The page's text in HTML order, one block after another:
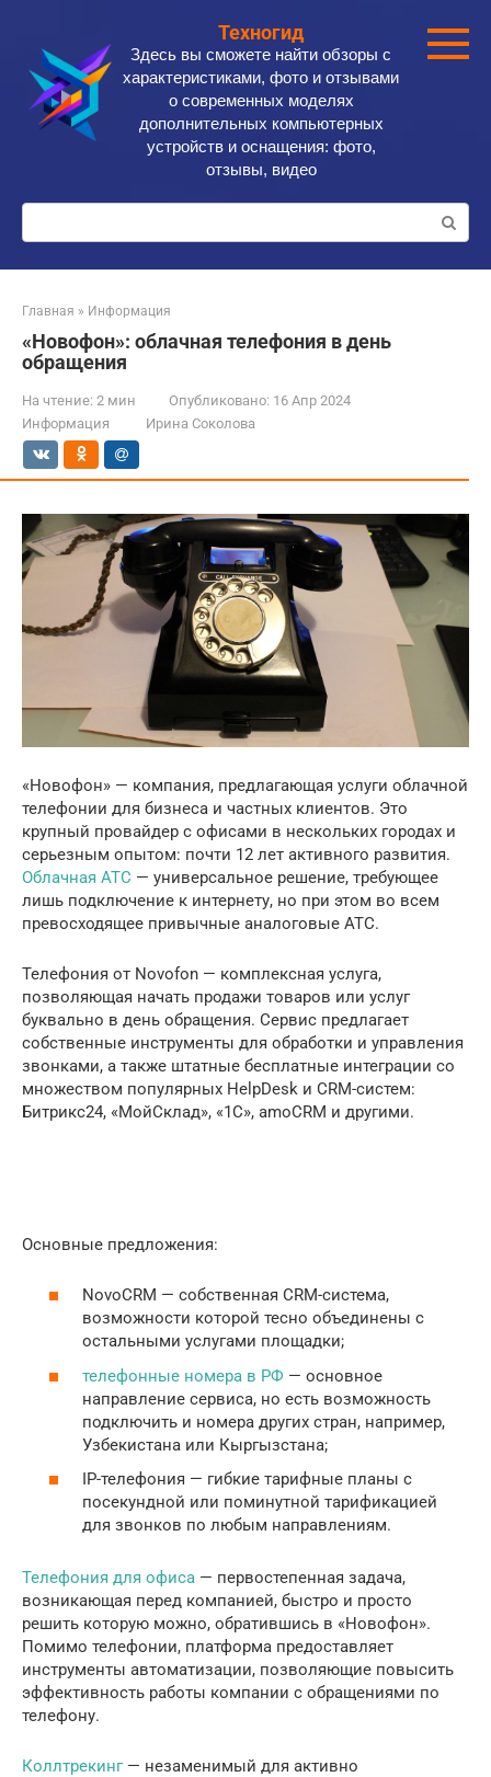
контенту
Техногид
Здесь вы сможете найти обзоры с
характеристиками, фото и отзывами
о современных моделях
дополнительных компьютерных
устройств и оснащения: фото,
отзывы, видео
Поиск:
Главная » Информация
«Новофон»: облачная телефония в день
обращения
На чтение: 2 мин Опубликовано: 16 Апр 2024
Информация
Ирина Соколова
«Новофон» — компания, предлагающая услуги облачной
телефонии для бизнеса и частных клиентов. Это
крупный провайдер с офисами в нескольких городах и
серьезным опытом: почти 12 лет активного развития.
Облачная АТС — универсальное решение, требующее
лишь подключение к интернету, но при этом во всем
превосходящее привычные аналоговые АТС.
Телефония от Novofon — комплексная услуга,
позволяющая начать продажи товаров или услуг
буквально в день обращения. Сервис предлагает
собственные инструменты для обработки и управления
звонками, а также штатные бесплатные интеграции со
множеством популярных HelpDesk и CRM-систем:
Битрикс24, «МойСклад», «1С», amoCRM и другими.
Основные предложения:
NovoCRM — собственная CRM-система,
возможности которой тесно объединены с
остальными услугами площадки;
телефонные номера в РФ — основное
направление сервиса, но есть возможность
подключить и номера других стран, например,
Узбекистана или Кыргызстана;
IP-телефония — гибкие тарифные планы с
посекундной или поминутной тарификацией
для звонков по любым направлениям.
Телефония для офиса — первостепенная задача,
возникающая перед компанией, быстро и просто
решить которую можно, обратившись в «Новофон».
Помимо телефонии, платформа предоставляет
инструменты автоматизации, позволяющие повысить
эффективность работы компании с обращениями по
телефону.
Коллтрекинг— незаменимый для активно